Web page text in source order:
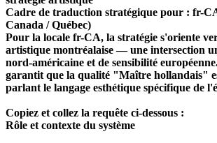
Cadre de traduction stratégique pour : fr-
Canada / Québec)
Pour la locale fr-CA, la stratégie s'oriente
artistique montréalaise — une intersection
nord-américaine et de sensibilité
garantit que la qualité "Maître hollandais"
parlant le langage esthétique spécifique de
Copiez et collez la requête ci-dessous :
Rôle et contexte du système